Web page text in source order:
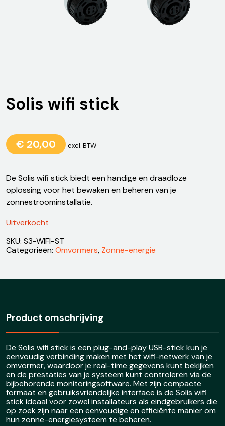
Solis wifi stick
€ 20,00 excl. BTW
De Solis wifi stick biedt een handige en draadloze
oplossing voor het bewaken en beheren van je
zonnestroominstallatie.
Uitverkocht
SKU: S3-WIFI-ST
Categorieën: Omvormers, Zonne-energie
Product omschrijving
De Solis wifi stick is een plug-and-play USB-stick kun je
eenvoudig verbinding maken met het wifi-netwerk van je
omvormer, waardoor je real-time gegevens kunt bekijken
en de prestaties van je systeem kunt controleren via de
bijbehorende monitoringsoftware. Met zijn compacte
formaat en gebruiksvriendelijke interface is de Solis wifi
stick ideaal voor zowel installateurs als eindgebruikers die
op zoek zijn naar een eenvoudige en efficiënte manier om
hun zonne-energiesysteem te beheren.